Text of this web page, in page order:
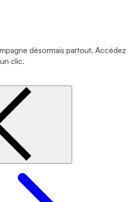
désormais partout. Accédez
clic.